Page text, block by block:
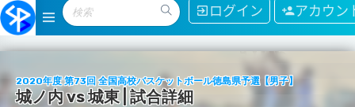
ログイン アカウン
2020年度 第73回 全国高校バスケットボール徳島県予選【男子】
城ノ内vs城東 試合詳細